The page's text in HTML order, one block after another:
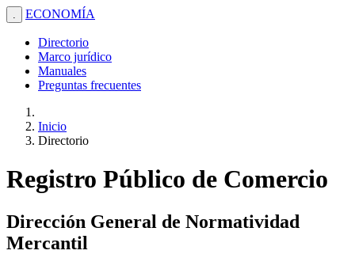
. ECONOMÍA
Directorio
Marco jurídico
Manuales
Preguntas frecuentes
Inicio
Directorio
Registro Público de Comercio
Dirección General de Normatividad
Mercantil